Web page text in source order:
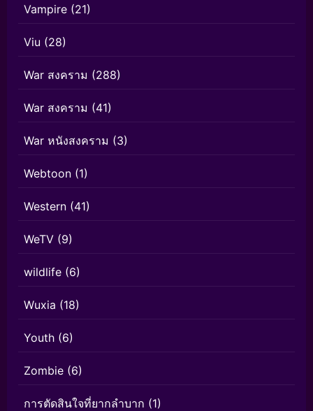
Vampire (21)
Viu (28)
War สงคราม (288)
War สงคราม (41)
War หนังสงคราม (3)
Webtoon (1)
Western (41)
WeTV (9)
wildlife (6)
Wuxia (18)
Youth (6)
Zombie (6)
การตัดสินใจที่ยากลำบาก (1)